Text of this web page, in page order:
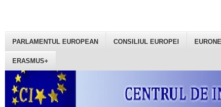
PARLAMENTUL EUROPEAN CONSILIUL EUROPEI
ERASMUS+